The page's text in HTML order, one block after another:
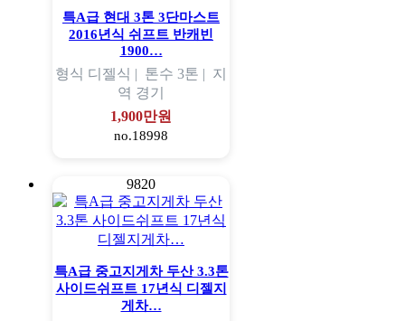
특A급 현대 3톤 3단마스트
2016년식 쉬프트 반캐빈
1900…
형식 디젤식 | 톤수 3톤 | 지
역 경기
1,900만원
no.18998
9820
특A급 중고지게차 두산 3.3톤
사이드쉬프트 17년식 디젤지
게차…